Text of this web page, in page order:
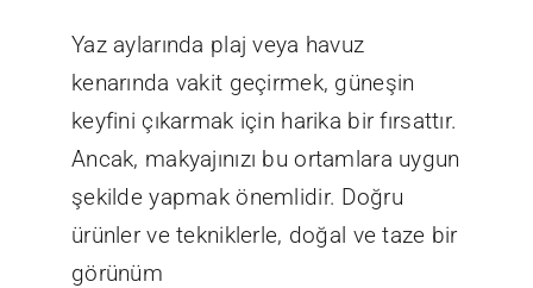
Yaz aylarında plaj veya havuz
kenarında vakit geçirmek, güneşin
keyfini çıkarmak için harika bir fırsattır.
Ancak, makyajınızı bu ortamlara uygun
şekilde yapmak önemlidir. Doğru
ürünler ve tekniklerle, doğal ve taze bir
görünüm